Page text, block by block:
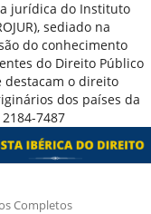
jurídica do Instituto
sediado na
do conhecimento
do Direito Público
destacam o direito
dos países da
7487
Completos